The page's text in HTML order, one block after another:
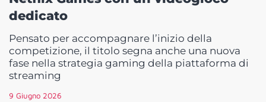
dedicato
Pensato per accompagnare l’inizio della
competizione, il titolo segna anche una nuova
fase nella strategia gaming della piattaforma di
streaming
9 Giugno 2026